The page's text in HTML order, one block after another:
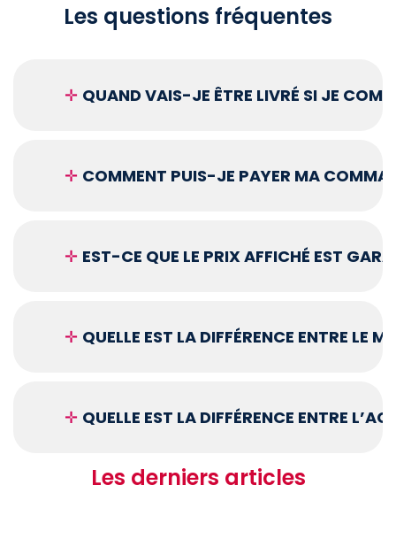
Les questions fréquentes
✛ QUAND VAIS-JE ÊTRE LIVRÉ SI JE
✛ COMMENT PUIS-JE PAYER MA
✛ EST-CE QUE LE PRIX AFFICHÉ EST
✛ QUELLE EST LA DIFFÉRENCE ENTRE LE
✛ QUELLE EST LA DIFFÉRENCE ENTRE
Les derniers articles